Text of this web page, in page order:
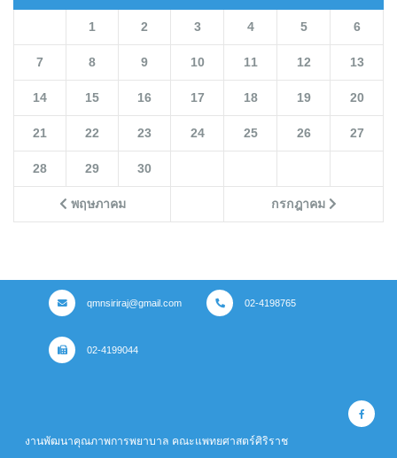
พฤษภาคม กรกฎาคม
1 2 3 4 5 6
7 8 9 10 11 12 13
14 15 16 17 18 19 20
21 22 23 24 25 26 27
28 29 30
qmnsiriraj@gmail.com 02-4198765
02-4199044
งานพัฒนาคุณภาพการพยาบาล คณะแพทยศาสตร์ศิริราช